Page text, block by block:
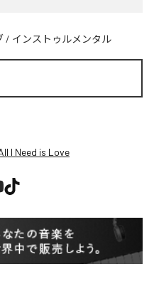
/ インストゥルメンタル
I Need is Love